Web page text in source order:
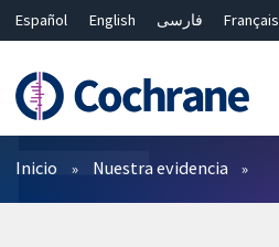
Español English فارسی
Français
Bahasa Malaysia
ไทย 繁體中文
Filtros
Inicio Nuestra evidencia